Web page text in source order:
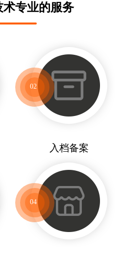
术专业的服务
02
入档备案
04